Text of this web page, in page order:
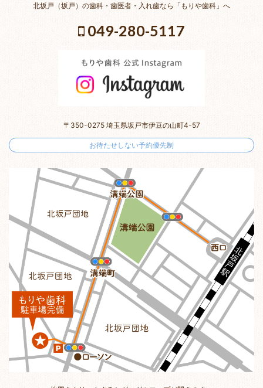
北坂戸（坂戸）の歯科・歯医者・入れ歯なら「もりや歯科」へ
049-280-5117
〒350-0275 埼玉県坂戸市伊豆の山町4-57
お待たせしない予約優先制